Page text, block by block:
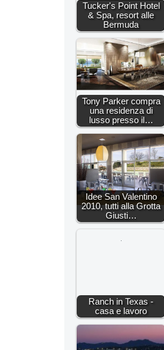
Tucker's Point Hotel
& Spa, resort alle
Bermuda
Tony Parker compra
una residenza di
lusso presso il…
Idee San Valentino
2010, tutti alla Grotta
Giusti…
Ranch in Texas -
casa e lavoro